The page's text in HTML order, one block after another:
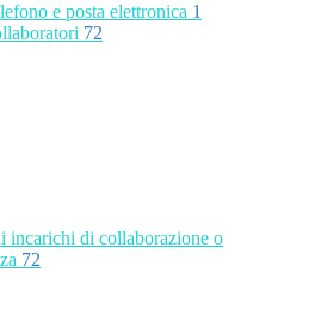
e posta elettronica 1
72
incarichi di collaborazione o
72